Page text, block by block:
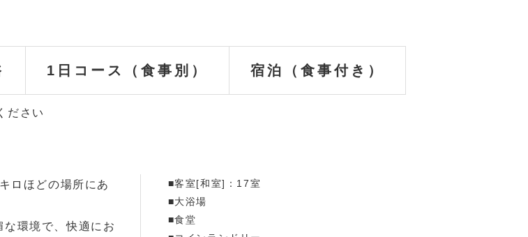
1日コース（食事別） 宿泊（食事付き）
ださい
ロほどの場所にあ
な環境で、快適にお
■客室[和室]：17室
■大浴場
■食堂